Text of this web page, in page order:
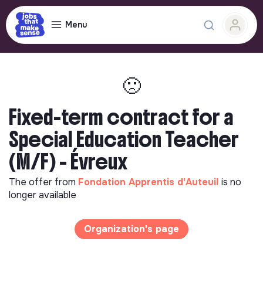
Menu
🙁
Fixed-term contract for a
Special Education Teacher
(M/F) - Évreux
The offer from Fondation Apprentis d'Auteuil is no
longer available
Organization's page